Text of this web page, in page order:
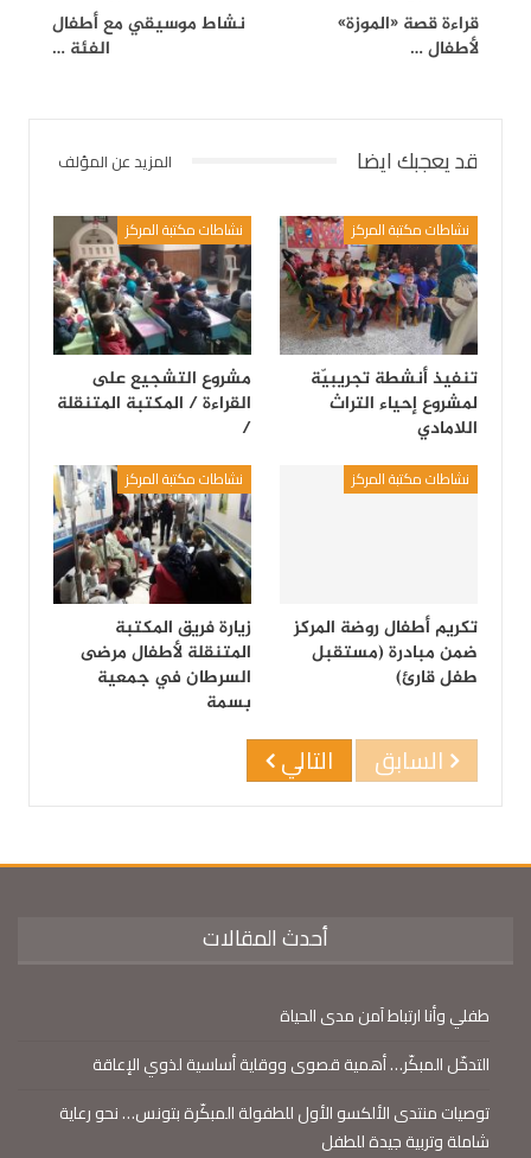
قراءة قصة «الموزة»
لأطفال …
نشاط موسيقي مع أطفال
الفئة …
قد يعجبك ايضا المزيد عن المؤلف
نشاطات مكتبة المركز
تنفيذ أنشطة تجريبيّة
لمشروع إحياء التراث
اللامادي
نشاطات مكتبة المركز
مشروع التشجيع على
القراءة / المكتبة المتنقلة
/
نشاطات مكتبة المركز
تكريم أطفال روضة المركز
ضمن مبادرة (مستقبل
طفل قارئ)
نشاطات مكتبة المركز
زيارة فريق المكتبة
المتنقلة لأطفال مرضى
السرطان في جمعية
بسمة
السابق التالي
أحدث المقالات
طفلي وأنا ارتباط آمن مدى الحياة
التدخّل المبكّر… أهمية قصوى ووقاية أساسية لذوي الإعاقة
توصيات منتدى الألكسو الأول للطفولة المبكّرة بتونس… نحو رعاية
شاملة وتربية جيدة للطفل